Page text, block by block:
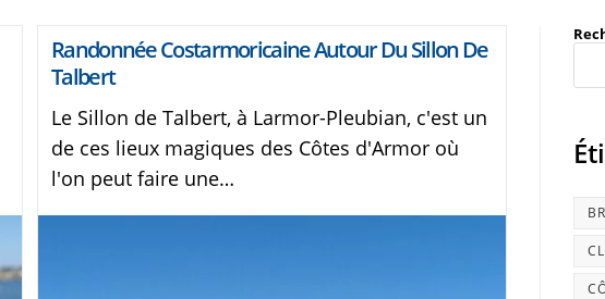
Randonnée Costarmoricaine Autour Du Sillon De
Talbert
Le Sillon de Talbert, à Larmor-Pleubian, c'est un
de ces lieux magiques des Côtes d'Armor où
l'on peut faire une…